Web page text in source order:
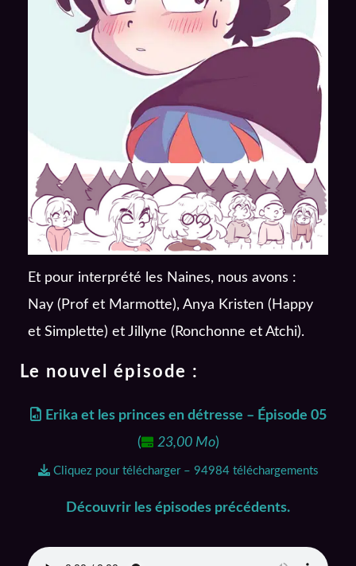
Et pour interprété les Naines, nous avons :
Nay (Prof et Marmotte), Anya Kristen (Happy
et Simplette) et Jillyne (Ronchonne et Atchi).
Le nouvel épisode :
Erika et les princes en détresse – Épisode 05
(
23,00 Mo)
Cliquez pour télécharger – 94984 téléchargements
Découvrir les épisodes précédents.